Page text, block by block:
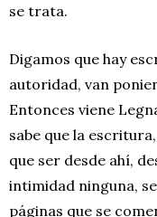
se trata.
Digamos que hay
autoridad, van
Entonces viene
sabe que la
que ser desde ahí,
intimidad ninguna,
páginas que se